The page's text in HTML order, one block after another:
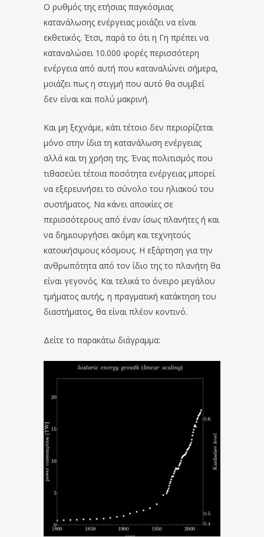
Ο ρυθμός της ετήσιας παγκόσμιας
κατανάλωσης ενέργειας μοιάζει να είναι
εκθετικός. Έτσι, παρά το ότι η Γη πρέπει να
καταναλώσει 10.000 φορές περισσότερη
ενέργεια από αυτή που καταναλώνει σήμερα,
μοιάζει πως η στιγμή που αυτό θα συμβεί
δεν είναι και πολύ μακρινή.
Και μη ξεχνάμε, κάτι τέτοιο δεν περιορίζεται
μόνο στην ίδια τη κατανάλωση ενέργειας
αλλά και τη χρήση της. Ένας πολιτισμός που
τιθασεύει τέτοια ποσότητα ενέργειας μπορεί
να εξερευνήσει το σύνολο του ηλιακού του
συστήματος. Να κάνει αποικίες σε
περισσότερους από έναν ίσως πλανήτες ή και
να δημιουργήσει ακόμη και τεχνητούς
κατοικήσιμους κόσμους. Η εξάρτηση για την
ανθρωπότητα από τον ίδιο της το πλανήτη θα
είναι γεγονός. Και τελικά το όνειρο μεγάλου
τμήματος αυτής, η πραγματική κατάκτηση του
διαστήματος, θα είναι πλέον κοντινό.
Δείτε το παρακάτω διάγραμμα: